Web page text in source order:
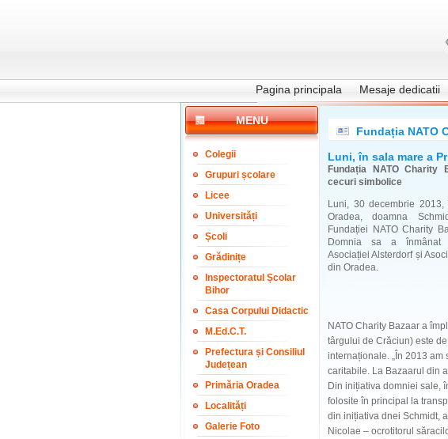
Pagina principala Mesaje dedicatii
MENU
Colegii
Grupuri școlare
Licee
Universități
Școli
Grădinițe
Inspectoratul Școlar
Bihor
Casa Corpului Didactic
M.Ed.C.T.
Prefectura și Consiliul
Județean
Primăria Oradea
Localități
Galerie Foto
Fundația NATO
Luni, în sala mare a
Fundația NATO Charity
cecuri simbolice
Luni, 30 decembrie
Oradea, doamna
Fundației NATO Charity
Domnia sa a înmânat
Asociației Alsterdorf și
din Oradea.
NATO Charity Bazaar a
târgului de Crăciun) este
internaționale. „În 2013
caritabile. La Bazaarul din
Din inițiativa domniei sale,
folosite în principal la
din inițiativa dnei Schmidt,
Nicolae – ocrotitorul